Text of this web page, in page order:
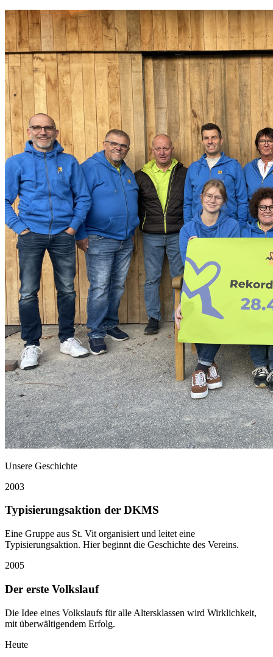
Unsere Geschichte
2003
Typisierungsaktion der DKMS
Eine Gruppe aus St. Vit organisiert und leitet eine
Typisierungsaktion. Hier beginnt die Geschichte des Vereins.
2005
Der erste Volkslauf
Die Idee eines Volkslaufs für alle Altersklassen wird Wirklichkeit,
mit überwältigendem Erfolg.
Heute